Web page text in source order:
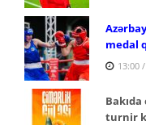
medal
13:00
turnir